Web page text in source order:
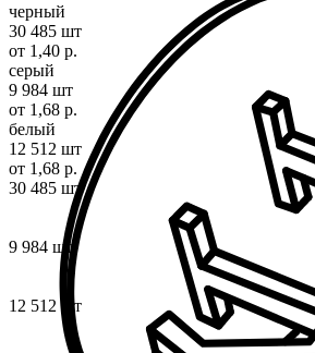
черный
30 485 шт
от 1,40 р.
серый
9 984 шт
от 1,68 р.
белый
12 512 шт
от 1,68 р.
30 485 шт
9 984 шт
12 512 шт